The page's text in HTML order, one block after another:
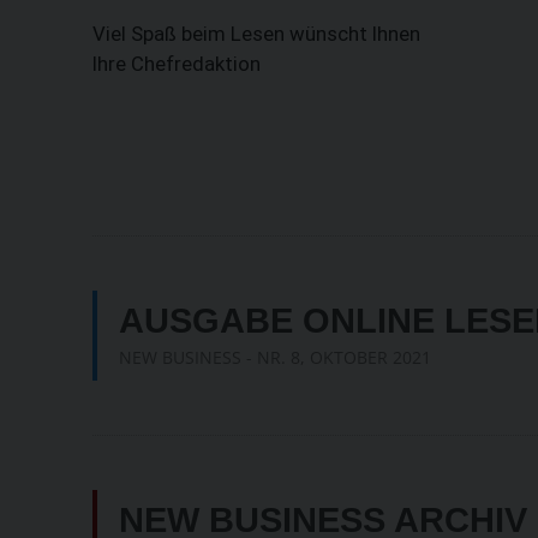
Viel Spaß beim Lesen wünscht Ihnen
Ihre Chefredaktion
AUSGABE ONLINE
NEW BUSINESS ARCHIV